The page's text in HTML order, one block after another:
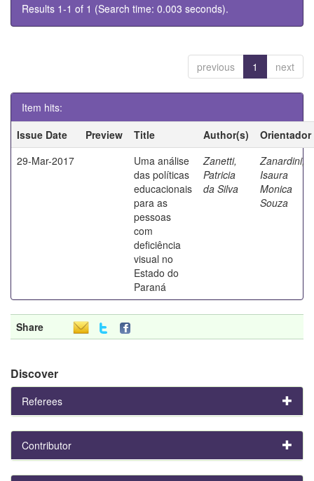
Results 1-1 of 1 (Search time: 0.003 seconds).
previous 1 next
Item hits:
Issue Date
Preview Title Author(s)
Orientador
29-Mar-2017
Uma análise
das políticas
educacionais
para as
pessoas
com
deficiência
visual no
Estado do
Paraná
Zanetti,
Patricia
da Silva
Zanardini,
Isaura
Monica
Souza
Share
Discover
Referees
Contributor